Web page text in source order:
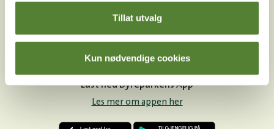
Tillat utvalg
Kun nødvendige cookies
Last ned Dyreparkens App
Les mer om appen her